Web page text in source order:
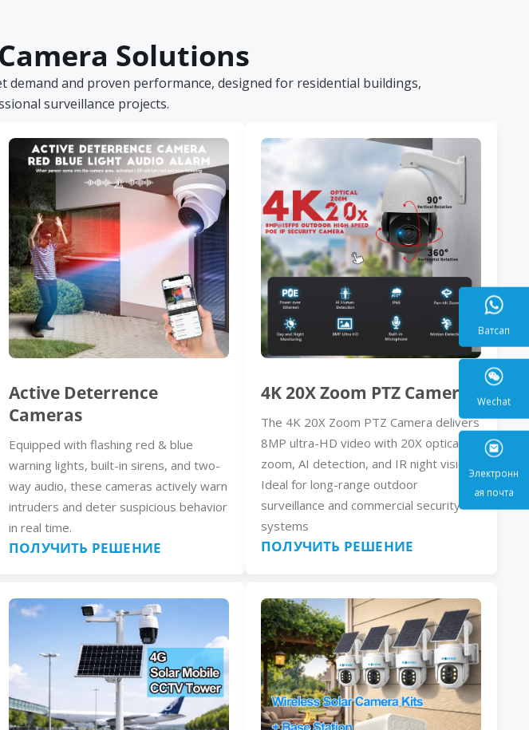
Solutions
and proven performance, designed for residential buildings,
surveillance projects.
Active Deterrence
Cameras
Equipped with flashing red & blue
warning lights, built-in sirens, and two-
way audio, these cameras actively warn
intruders and deter suspicious behavior
in real time.
ПОЛУЧИТЬ РЕШЕНИЕ
4K 20X Zoom PTZ Camera
The 4K 20X Zoom PTZ Camera delivers
8MP ultra-HD video with 20X optical
zoom, AI detection, and IR night vision.
Ideal for long-range outdoor
surveillance and commercial security
systems
ПОЛУЧИТЬ РЕШЕНИЕ